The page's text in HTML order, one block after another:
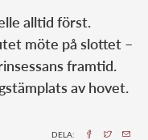
alltid först.
möte på slottet –
framtid.
av hovet.
DELA: